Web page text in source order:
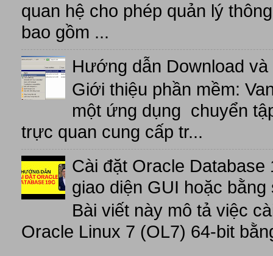
quan hệ cho phép quản lý
bao gồm ...
Hướng dẫn Download
Giới thiệu phần mềm:
một ứng dụng chuyển
trực quan cung cấp tr...
Cài đặt Oracle
giao diện GUI hoặc bằng
Bài viết này mô tả việc
Oracle Linux 7 (OL7) 64-bit